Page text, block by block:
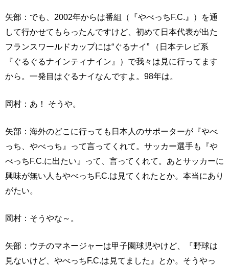
矢部：でも、2002年からは番組（『やべっちF.C.』）を通
して行かせてもらったんですけど、初めて日本代表が出た
フランスワールドカップには“ぐるナイ” （日本テレビ系
『ぐるぐるナインティナイン』）で我々は見に行ってます
から。一発目はぐるナイなんですよ。98年は。
岡村：あ！ そうや。
矢部：海外のどこに行っても日本人のサポーターが『やべ
っち、やべっち』って言ってくれて。サッカー選手も『や
べっちF.C.に出たい』って、言ってくれて。あとサッカーに
興味が無い人もやべっちF.C.は見てくれたとか。本当にあり
がたい。
岡村：そうやな～。
矢部：ウチのマネージャーは甲子園球児やけど、『野球は
見ないけど、やべっちF.C.は見てました』とか。そうやっ